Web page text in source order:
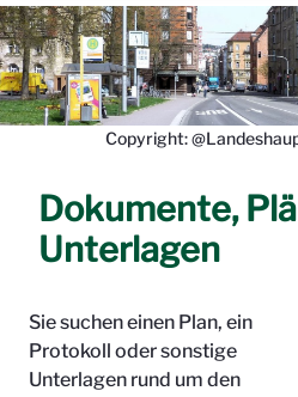
Copyright:
Dokumente,
Unterlagen
Sie suchen einen Plan, ein
Protokoll oder sonstige
Unterlagen rund um den